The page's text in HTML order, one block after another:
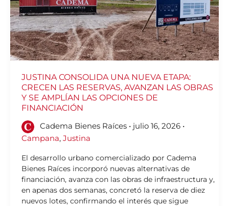
JUSTINA CONSOLIDA UNA NUEVA ETAPA:
CRECEN LAS RESERVAS, AVANZAN LAS OBRAS
Y SE AMPLÍAN LAS OPCIONES DE
FINANCIACIÓN
Cadema Bienes Raíces • julio 16, 2026 •
Campana, Justina
El desarrollo urbano comercializado por Cadema
Bienes Raíces incorporó nuevas alternativas de
financiación, avanza con las obras de infraestructura y,
en apenas dos semanas, concretó la reserva de diez
nuevos lotes, confirmando el interés que sigue
Y
SE
AMPLÍAN
LAS
OPCIONES
DE
FINANCIACIÓN